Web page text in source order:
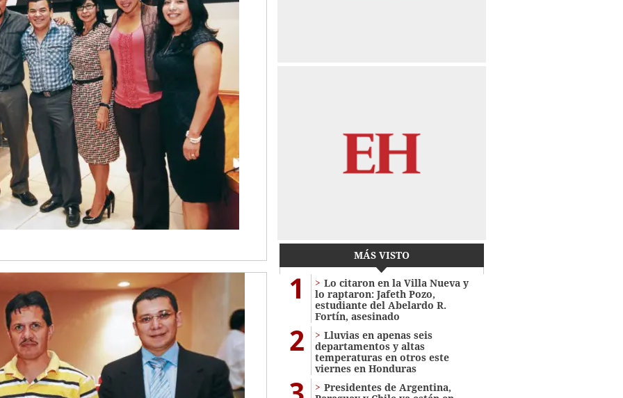
MÁS VISTO
1
Lo citaron en la Villa Nueva y
lo raptaron: Jafeth Pozo,
estudiante del Abelardo R.
Fortín, asesinado
2
Lluvias en apenas seis
departamentos y altas
temperaturas en otros este
viernes en Honduras
Presidentes de Argentina,